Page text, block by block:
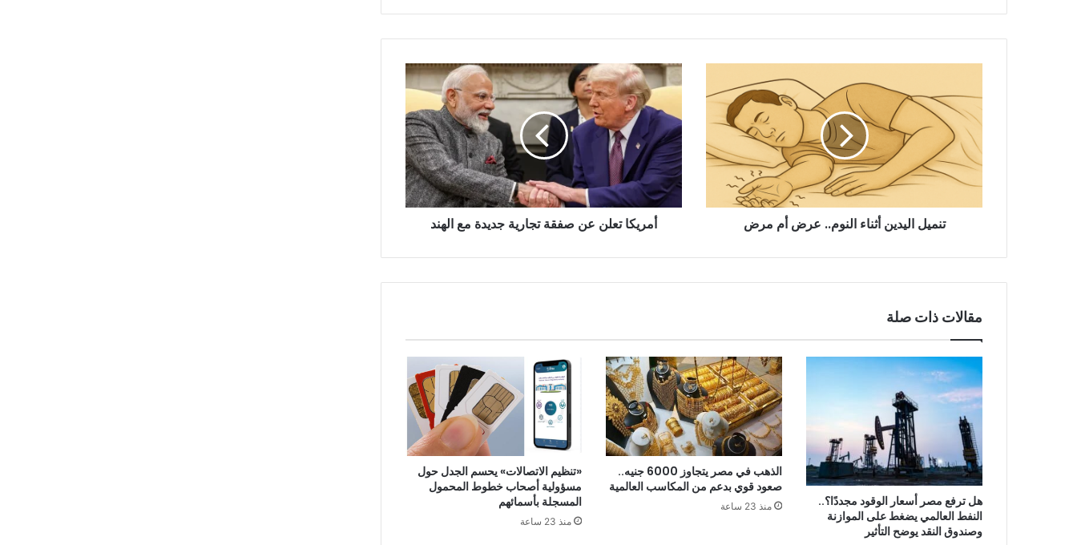
النوم..
عرض
أم
مرض
تنميل اليدين أثناء النوم.. عرض أم مرض
أمريكا
تعلن
صفقة
تجارية
جديدة
مع
الهند
أمريكا تعلن عن صفقة تجارية جديدة مع الهند
مقالات ذات صلة
هل ترفع مصر أسعار الوقود مجددًا؟..
النفط العالمي يضغط على الموازنة
وصندوق النقد يوضح التأثير
الذهب في مصر يتجاوز 6000 جنيه..
صعود قوي بدعم من المكاسب العالمية
منذ 23 ساعة
«تنظيم الاتصالات» يحسم الجدل حول
مسؤولية أصحاب خطوط المحمول
المسجلة بأسمائهم
منذ 23 ساعة